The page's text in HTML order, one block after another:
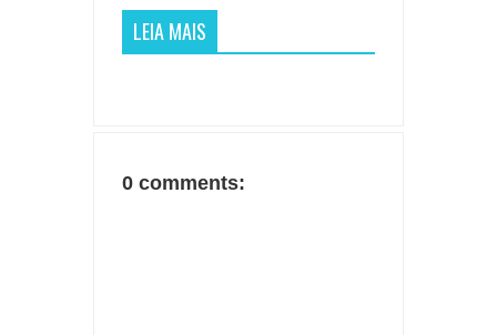
LEIA MAIS
0 comments: